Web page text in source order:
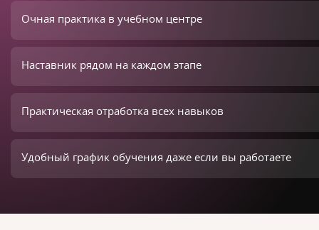
Очная практика в учебном центре
Наставник рядом на каждом этапе
Практическая отработка всех навыков
Удобный график обучения даже если вы работаете